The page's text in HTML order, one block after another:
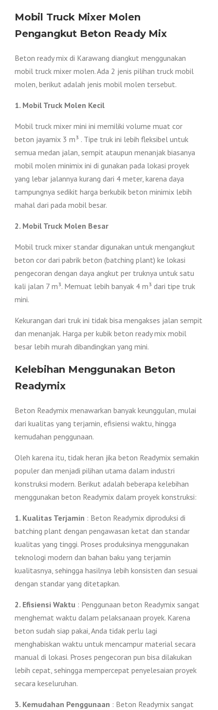
Mobil Truck Mixer Molen
Pengangkut Beton Ready Mix
Beton ready mix di Karawang diangkut menggunakan
mobil truck mixer molen. Ada 2 jenis pilihan truck mobil
molen, berikut adalah jenis mobil molen tersebut.
1. Mobil Truck Molen Kecil
Mobil truck mixer mini ini memiliki volume muat cor
beton jayamix 3 m³ . Tipe truk ini lebih fleksibel untuk
semua medan jalan, sempit ataupun menanjak biasanya
mobil molen minimix ini di gunakan pada lokasi proyek
yang lebar jalannya kurang dari 4 meter, karena daya
tampungnya sedikit harga berkubik beton minimix lebih
mahal dari pada mobil besar.
2. Mobil Truck Molen Besar
Mobil truck mixer standar digunakan untuk mengangkut
beton cor dari pabrik beton (batching plant) ke lokasi
pengecoran dengan daya angkut per truknya untuk satu
kali jalan 7 m³. Memuat lebih banyak 4 m³ dari tipe truk
mini.
Kekurangan dari truk ini tidak bisa mengakses jalan sempit
dan menanjak. Harga per kubik beton ready mix mobil
besar lebih murah dibandingkan yang mini.
Kelebihan Menggunakan Beton
Readymix
Beton Readymix menawarkan banyak keunggulan, mulai
dari kualitas yang terjamin, efisiensi waktu, hingga
kemudahan penggunaan.
Oleh karena itu, tidak heran jika beton Readymix semakin
populer dan menjadi pilihan utama dalam industri
konstruksi modern. Berikut adalah beberapa kelebihan
menggunakan beton Readymix dalam proyek konstruksi:
1. Kualitas Terjamin : Beton Readymix diproduksi di
batching plant dengan pengawasan ketat dan standar
kualitas yang tinggi. Proses produksinya menggunakan
teknologi modern dan bahan baku yang terjamin
kualitasnya, sehingga hasilnya lebih konsisten dan sesuai
dengan standar yang ditetapkan.
2. Efisiensi Waktu : Penggunaan beton Readymix sangat
menghemat waktu dalam pelaksanaan proyek. Karena
beton sudah siap pakai, Anda tidak perlu lagi
menghabiskan waktu untuk mencampur material secara
manual di lokasi. Proses pengecoran pun bisa dilakukan
lebih cepat, sehingga mempercepat penyelesaian proyek
secara keseluruhan.
3. Kemudahan Penggunaan : Beton Readymix sangat